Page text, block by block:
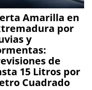
Amarilla en
por
y
de
15 Litros por
Cuadrado